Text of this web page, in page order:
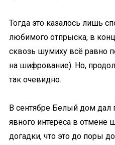
Тогда это казалось лишь
любимого отпрыска, в
сквозь шумиху всё равно
на шифрование). Но,
так очевидно.
В сентябре Белый дом дал
явного интереса в отмене
догадки, что это до поры